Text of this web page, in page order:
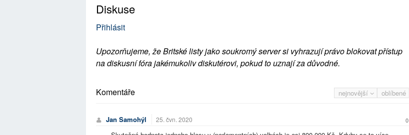
Diskuse
Přihlásit
Upozorňujeme, že Britské listy jako soukromý server si vyhrazují právo blokovat přístup
na diskusní fóra jakémukoliv diskutérovi, pokud to uznají za důvodné.
nejnovější oblíbené
Komentáře
Jan Samohýl 25. čvn. 2020 0